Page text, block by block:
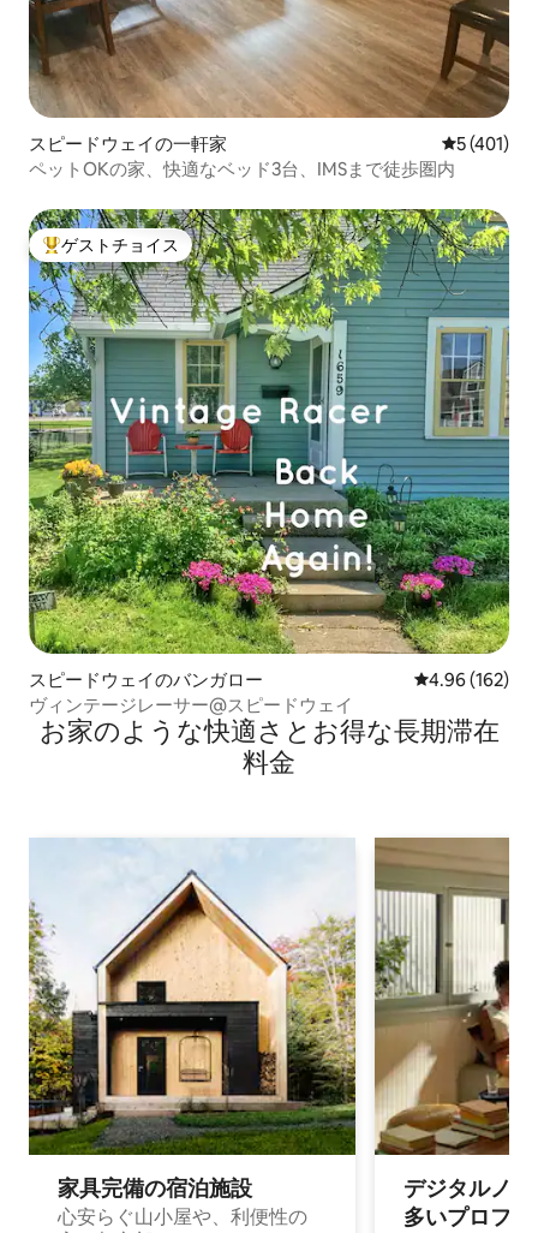
スピードウェイの一軒家 レビュー
5 (401)
ペットOKの家、快適なベッド3台、IMSまで徒歩圏内
大好評のゲストチョイスです。
ゲストチョイス
スピードウェイのバンガロー レビュー162
4.96 (162)
ヴィンテージレーサー@スピードウェイ
お家のような快⁠適⁠さ⁠とお⁠得⁠な長⁠期⁠滞⁠在
料⁠金
家具完備の宿⁠泊⁠施⁠設
心安らぐ山小屋や、利便性の
デジタルノ
多⁠いプ⁠ロ⁠フ⁠